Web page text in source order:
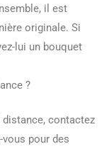
il est
originale. Si
lui un bouquet
?
distance, contactez
pour des